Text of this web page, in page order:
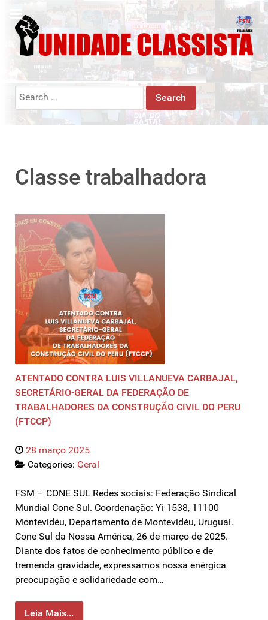
Search
Classe trabalhadora
ATENTADO CONTRA LUIS VILLANUEVA CARBAJAL,
SECRETÁRIO-GERAL DA FEDERAÇÃO DE
TRABALHADORES DA CONSTRUÇÃO CIVIL DO PERU
(FTCCP)
28 março 2025
Categories: Geral
FSM – CONE SUL Redes sociais: Federação Sindical
Mundial Cone Sul. Coordenação: Yi 1538, 11100
Montevidéu, Departamento de Montevidéu, Uruguai.
Cone Sul da Nossa América, 26 de março de 2025.
Diante dos fatos de conhecimento público e de
tremenda gravidade, expressamos nossa enérgica
preocupação e solidariedade com…
Leia Mais...